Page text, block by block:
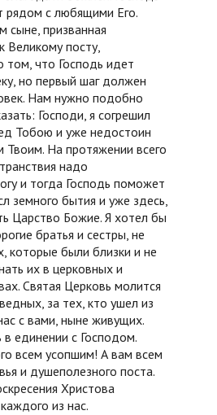
рядом с любящими Его.
сыне, призванная
Великому посту,
том, что Господь идет
но первый шаг должен
Нам нужно подобно
Господи, я согрешил
Тобою и уже недостоин
Твоим. На протяжении всего
надо
и тогда Господь поможет
земного бытия и уже здесь,
Царство Божие. Я хотел бы
братья и сестры, не
которые были близки и не
их в церковных и
Святая Церковь молится
за тех, кто ушел из
с вами, ныне живущих.
единении с Господом.
всем усопшим! А вам всем
и душеполезного поста.
Христова
из нас.